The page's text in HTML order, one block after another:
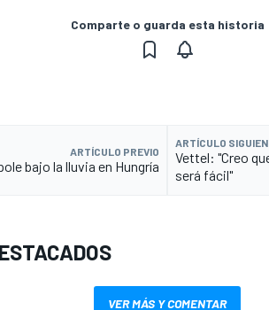
Comparte o guarda esta historia
ARTÍCULO PREVIO
bajo la lluvia en Hungría
ARTÍCULO
Vettel: "Creo
será fácil"
VER MÁS Y COMENTAR